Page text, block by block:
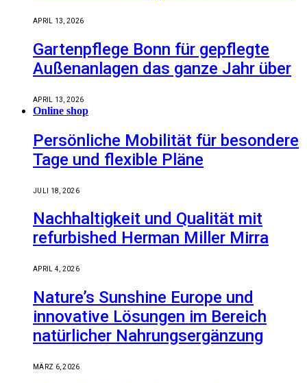
APRIL 13, 2026
Gartenpflege Bonn für gepflegte
Außenanlagen das ganze Jahr über
APRIL 13, 2026
Online shop
Persönliche Mobilität für besondere
Tage und flexible Pläne
JULI 18, 2026
Nachhaltigkeit und Qualität mit
refurbished Herman Miller Mirra
APRIL 4, 2026
Nature’s Sunshine Europe und
innovative Lösungen im Bereich
natürlicher Nahrungsergänzung
MÄRZ 6, 2026